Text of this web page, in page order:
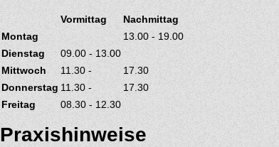
Vormittag
Nachmittag
Montag
13.00 - 19.00
Dienstag
09.00 - 13.00
Mittwoch
11.30 -
17.30
Donnerstag 11.30 -
17.30
Freitag
08.30 - 12.30
Praxishinweise